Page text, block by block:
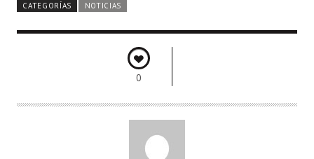
CATEGORÍAS NOTICIAS
0